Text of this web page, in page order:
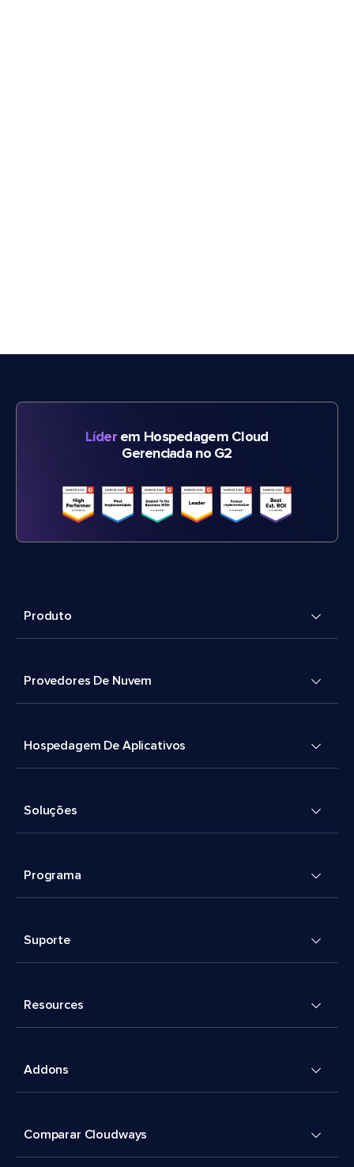
Líderem Hospedagem Cloud
Gerenciada no G2
Produto
Provedores De Nuvem
Hospedagem De Aplicativos
Soluções
Programa
Suporte
Resources
Addons
Comparar Cloudways